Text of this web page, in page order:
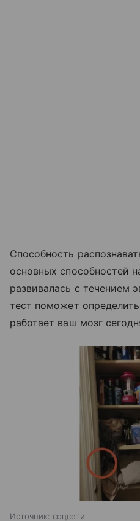
Способность
основных способностей
развивалась с течением
тест поможет
работает ваш мозг
Источник: соцсети